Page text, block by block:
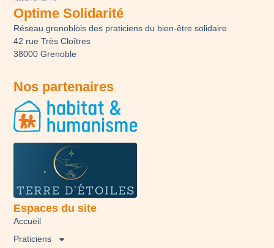
Optime Solidarité
Réseau grenoblois des praticiens du bien-être solidaire
42 rue Très Cloîtres
38000 Grenoble
Nos partenaires
Espaces du site
Accueil
Praticiens